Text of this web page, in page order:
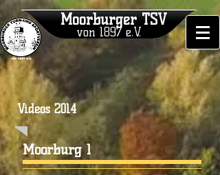
Moorburger TSV
von 1897 e.V.
Moorburg 1
Videos 2014